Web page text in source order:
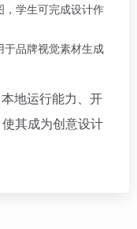
学生可完成设计作
品牌视觉素材生成
地运行能力、开
其成为创意设计